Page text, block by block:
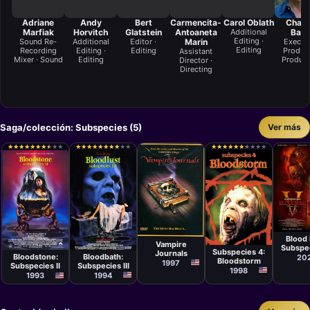
Adriane
Marfiak
Sound Re-
Recording
Mixer · Sound
Andy
Horvitch
Additional
Editing ·
Editing
Bert
Glatstein
Editor ·
Editing
Carmencita-
Antoaneta
Marin
Assistant
Director ·
Directing
Carol Oblath
Additional
Editing ·
Editing
Saga/colección: Subspecies (5) Ver más
★
★★
★★
★★
★★
★★
★★
★★
★ ★
★ ★
★
Película
Ted Nicolaou
Bloodstone:
Subspecies II
1993
★
★★
★★
★★
★★
★★
★★
★★
★★
★ ★
★
Película
Ted Nicolaou
Bloodbath:
Subspecies III
1994
Película
Ted Nicolaou
Vampire
Journals
1997
★
★★
★★
★★
★★
★★
★★
★ ★
★ ★
★ ★
★
Película
Ted Nicolaou
Subspecies 4:
Bloodstorm
1998
Ted
Blood